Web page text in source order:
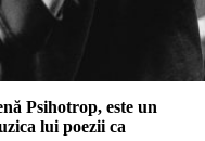
Psihotrop, este un
lui poezii ca